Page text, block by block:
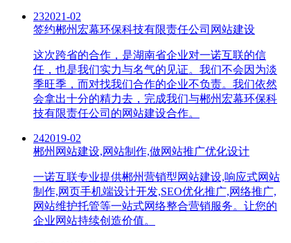
232021-02
签约郴州宏幕环保科技有限责任公司网站建设
这次跨省的合作，是湖南省企业对一诺互联的信
任，也是我们实力与名气的见证。我们不会因为淡
季旺季，而对找我们合作的企业不负责。我们依然
会拿出十分的精力去，完成我们与郴州宏幕环保科
技有限责任公司的网站建设合作。
242019-02
郴州网站建设,网站制作,做网站推广优化设计
一诺互联专业提供郴州营销型网站建设,响应式网站
制作,网页手机端设计开发,SEO优化推广,网络推广,
网站维护托管等一站式网络整合营销服务。让您的
企业网站持续创造价值。